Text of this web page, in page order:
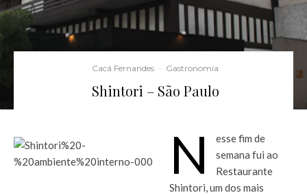
Cacá Fernandes · Gastronomia
Shintori – São Paulo
N
esse fim de
semana fui ao
Restaurante
Shintori, um dos mais